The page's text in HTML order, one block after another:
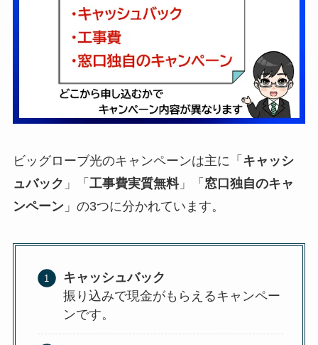
ビッグローブ光のキャンペーンは主に「 キャッシ
ュバック 」「 工事費実質無料」「 窓口独自のキャ
ンペーン」の3つに分かれています。
キャッシュバック
振り込みで現金がもらえるキャンペー
ンです。